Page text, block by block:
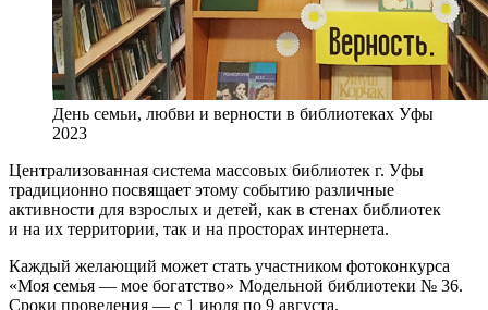
День семьи, любви и верности в библиотеках Уфы
2023
Централизованная система массовых библиотек г. Уфы
традиционно посвящает этому событию различные
активности для взрослых и детей, как в стенах библиотек
и на их территории, так и на просторах интернета.
Каждый желающий может стать участником фотоконкурса
«Моя семья — мое богатство» Модельной библиотеки № 36.
Сроки проведения — с 1 июля по 9 августа.